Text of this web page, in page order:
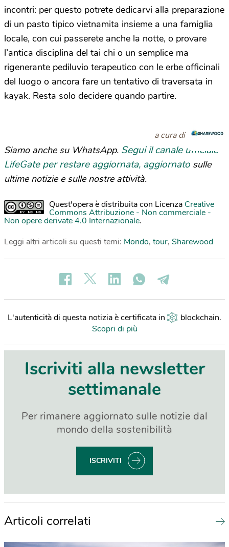
incontri: per questo potrete dedicarvi alla preparazione
di un pasto tipico vietnamita insieme a una famiglia
locale, con cui passerete anche la notte, o provare
l’antica disciplina del tai chi o un semplice ma
rigenerante pediluvio terapeutico con le erbe officinali
del luogo o ancora fare un tentativo di traversata in
kayak. Resta solo decidere quando partire.
a cura di
Siamo anche su WhatsApp. Segui il canale ufficiale
LifeGate per restare aggiornata, aggiornato sulle
ultime notizie e sulle nostre attività.
Quest'opera è distribuita con Licenza Creative
Commons Attribuzione - Non commerciale -
Non opere derivate 4.0 Internazionale.
Leggi altri articoli su questi temi: Mondo, tour, Sharewood
L'autenticità di questa notizia è certificata in blockchain.
Scopri di più
Iscriviti alla newsletter
settimanale
Per rimanere aggiornato sulle notizie dal
mondo della sostenibilità
ISCRIVITI
Articoli correlati